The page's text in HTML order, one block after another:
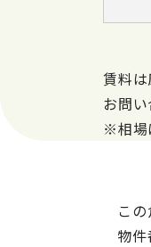
賃料は
お問
※相場
こ
物